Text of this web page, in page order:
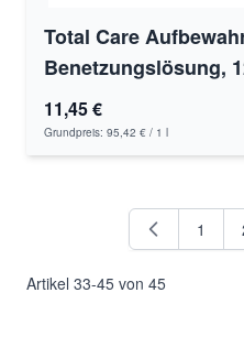
Total Care
Benetzungslösung,
11,45 €
Grundpreis: 95,42 € / 1 l
Artikel 33-45 von 45
Seite
1